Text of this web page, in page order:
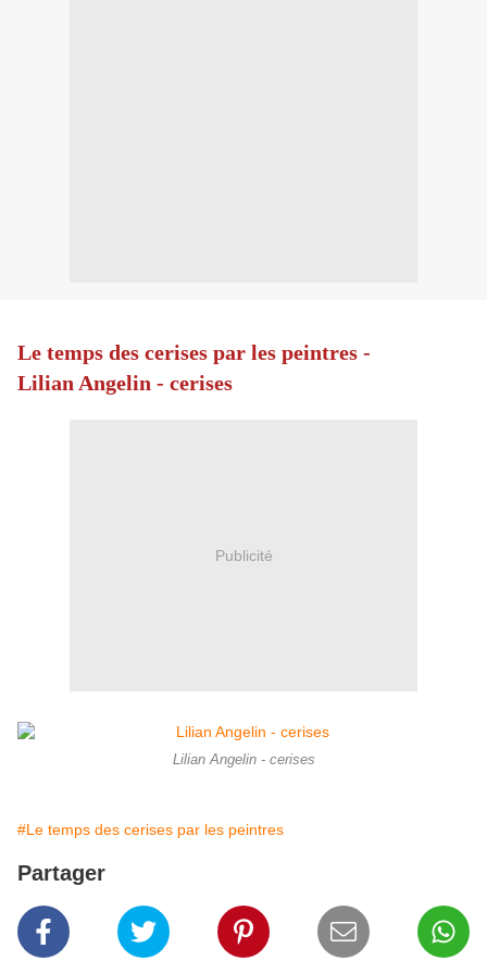
Le temps des cerises par les peintres -
Lilian Angelin - cerises
Publicité
Lilian Angelin - cerises
#Le temps des cerises par les peintres
Partager